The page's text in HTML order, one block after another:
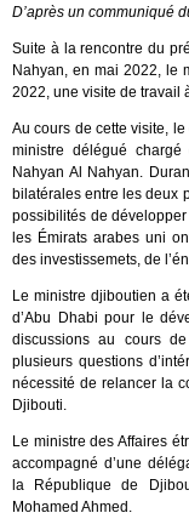
D’après un communiqué
Suite à la rencontre du
Nahyan, en mai 2022, le
2022, une visite de travail
Au cours de cette visite,
ministre délégué
Nahyan Al Nahyan.
bilatérales entre les deux
possibilités de
les Émirats arabes uni
des investissemets, de
Le ministre djiboutien a
d’Abu Dhabi pour le
discussions au cours
plusieurs questions
nécessité de relancer la
Djibouti.
Le ministre des Affaires
accompagné d’une
la République de
Mohamed Ahmed.